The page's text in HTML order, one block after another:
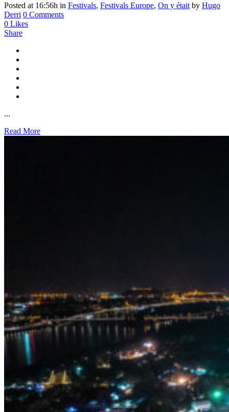
Posted at 16:56h in Festivals, Festivals Europe, On y était by Hugo
Derri 0 Comments
0 Likes
Share
...
Read More